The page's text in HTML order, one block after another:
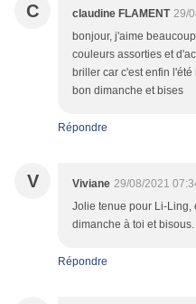
C claudine FLAMENT 29/
bonjour, j'aime
couleurs assorties et
briller car c'est enfin
bon dimanche et bises
Répondre
V Viviane 29/08/2021
Jolie tenue pour Li-Ling,
dimanche à toi et bisous.
Répondre